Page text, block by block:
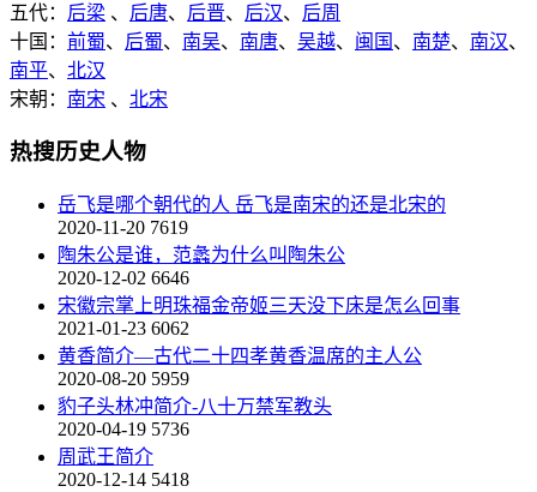
五代： 后梁 、 后唐、 后晋、 后汉、 后周
十国： 前蜀、 后蜀、 南吴、 南唐、 吴越、 闽国 、 南楚、 南汉、
南平、 北汉
宋朝： 南宋 、 北宋
热搜历史人物
岳飞是哪个朝代的人 岳飞是南宋的还是北宋的
2020-11-20 7619
陶朱公是谁，范蠡为什么叫陶朱公
2020-12-02 6646
宋徽宗掌上明珠福金帝姬三天没下床是怎么回事
2021-01-23 6062
黄香简介—古代二十四孝黄香温席的主人公
2020-08-20 5959
豹子头林冲简介-八十万禁军教头
2020-04-19 5736
周武王简介
2020-12-14 5418